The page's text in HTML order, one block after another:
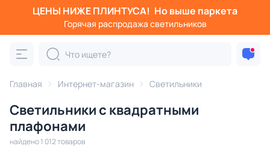
ЦЕНЫ НИЖЕ ПЛИНТУСА! Но выше паркета
Горячая распродажа светильников
Главная Интернет-магазин Светильники
Светильники с квадратными
плафонами
найдено 1 012 товаров
Фильтры
Категория:
Люстры Подвесные светильники Потолочные
Акции 86